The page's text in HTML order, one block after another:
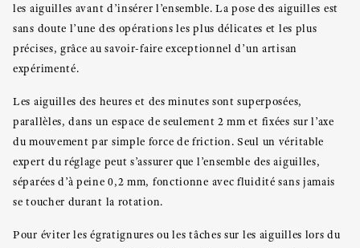
les aiguilles avant d’insérer l’ensemble. La pose des aiguilles est
sans doute l’une des opérations les plus délicates et les plus
précises, grâce au savoir-faire exceptionnel d’un artisan
expérimenté.
Les aiguilles des heures et des minutes sont superposées,
parallèles, dans un espace de seulement 2 mm et fixées sur l’axe
du mouvement par simple force de friction. Seul un véritable
expert du réglage peut s’assurer que l’ensemble des aiguilles,
séparées d’à peine 0,2 mm, fonctionne avec fluidité sans jamais
se toucher durant la rotation.
Pour éviter les égratignures ou les tâches sur les aiguilles lors du